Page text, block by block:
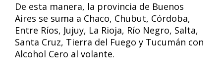
De esta manera, la provincia de Buenos
Aires se suma a Chaco, Chubut, Córdoba,
Entre Ríos, Jujuy, La Rioja, Río Negro, Salta,
Santa Cruz, Tierra del Fuego y Tucumán con
Alcohol Cero al volante.